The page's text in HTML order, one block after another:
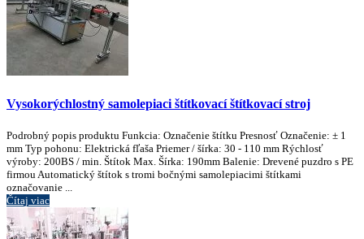
Vysokorýchlostný samolepiaci štítkovací štítkovací stroj
Podrobný popis produktu Funkcia: Označenie štítku Presnosť Označenie: ± 1
mm Typ pohonu: Elektrická fľaša Priemer / šírka: 30 - 110 mm Rýchlosť
výroby: 200BS / min. Štítok Max. Šírka: 190mm Balenie: Drevené puzdro s PE
firmou Automatický štítok s tromi bočnými samolepiacimi štítkami
označovanie ...
Čítaj viac